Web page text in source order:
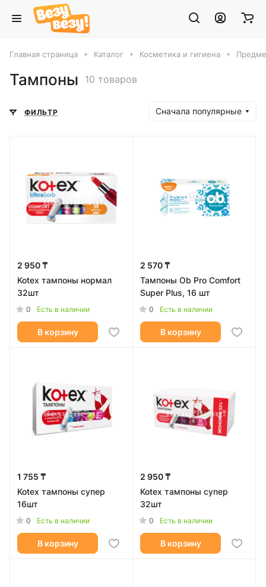
Главная страница Каталог Косметика и гигиена
Тампоны 10 товаров
ФИЛЬТР Сначала популярные
2 950 ₸
Kotex тампоны нормал
32шт
0 Есть в наличии
В корзину
2 570 ₸
Тампоны Ob Pro Comfort
Super Plus, 16 шт
0 Есть в наличии
В корзину
1 755 ₸
Kotex тампоны супер
16шт
0 Есть в наличии
В корзину
2 950 ₸
Kotex тампоны супер
32шт
0 Есть в наличии
В корзину